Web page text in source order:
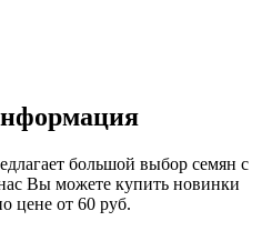
большой выбор семян с
Вы можете купить новинки
цене от 60 руб.